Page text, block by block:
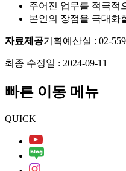
주어진 업무를 적극적
본인의 장점을 극대화
자료제공기획예산실 : 02-
최종 수정일 : 2024-09-11
빠른 이동 메뉴
QUICK